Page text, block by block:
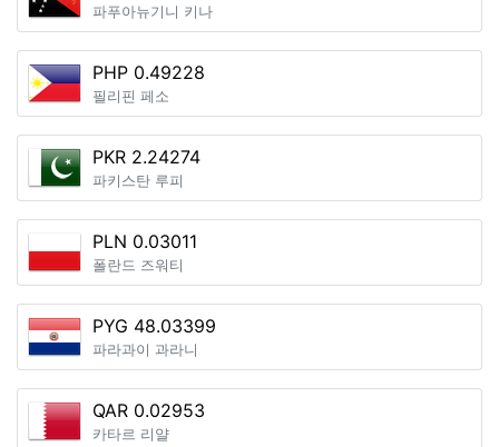
파푸아뉴기니 키나
PHP 0.49228
필리핀 페소
PKR 2.24274
파키스탄 루피
PLN 0.03011
폴란드 즈워티
PYG 48.03399
파라과이 과라니
QAR 0.02953
카타르 리얄